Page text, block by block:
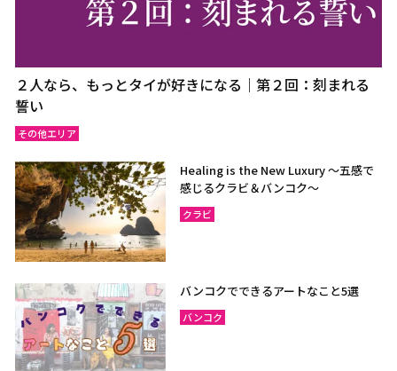
２人なら、もっとタイが好きになる｜第２回：刻まれる
誓い
その他エリア
Healing is the New Luxury ～五感で
感じるクラビ＆バンコク～
クラビ
バンコクでできるアートなこと5選
バンコク